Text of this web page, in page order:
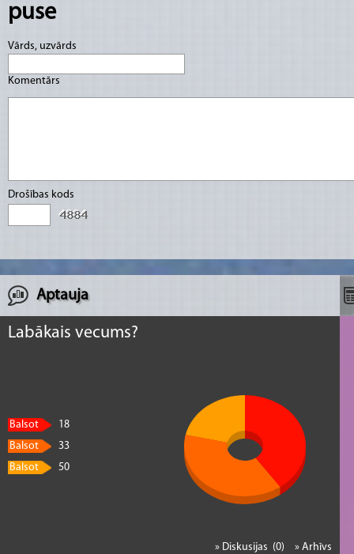
puse
Vārds, uzvārds
Komentārs
Drošības kods
Aptauja
Labākais vecums?
Balsot
18
Balsot
33
Balsot
50
» Arhīvs
» Diskusijas (0)